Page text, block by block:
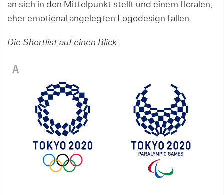
an sich in den Mittelpunkt stellt und einem floralen,
eher emotional angelegten Logodesign fallen.
Die Shortlist auf einen Blick: